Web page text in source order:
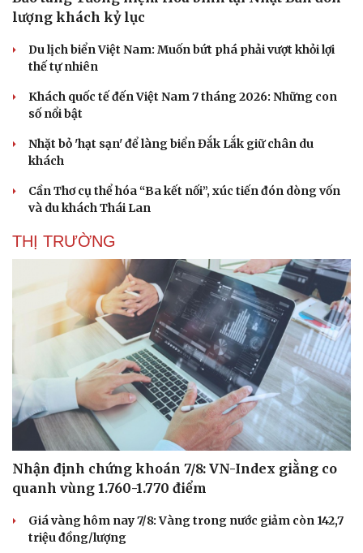
Nam khoa
Làm đẹp - giảm cân
Phòng mạch online
Ăn sạch sống khỏe
lượng khách kỷ lục
Du lịch biển Việt Nam: Muốn bứt phá phải vượt khỏi lợi
thế tự nhiên
Khách quốc tế đến Việt Nam 7 tháng 2026: Những con
số nổi bật
Nhặt bỏ 'hạt sạn' để làng biển Đắk Lắk giữ chân du
khách
Cần Thơ cụ thể hóa “Ba kết nối”, xúc tiến đón dòng vốn
và du khách Thái Lan
THỊ TRƯỜNG
Nhận định chứng khoán 7/8: VN-Index giằng co
quanh vùng 1.760-1.770 điểm
Giá vàng hôm nay 7/8: Vàng trong nước giảm còn 142,7
triệu đồng/lượng